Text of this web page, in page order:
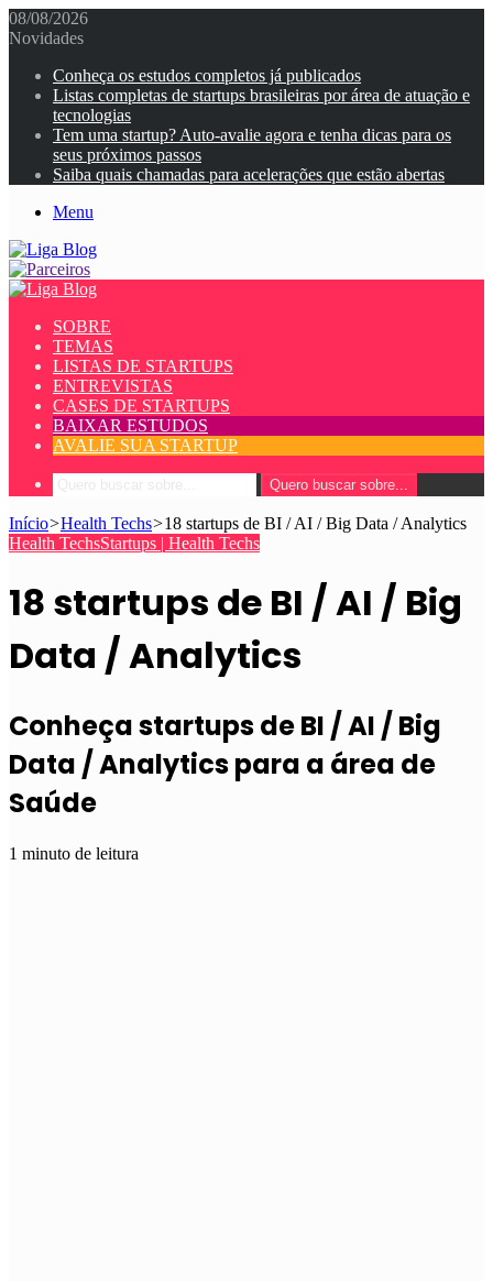
08/08/2026
Novidades
Conheça os estudos completos já publicados
Listas completas de startups brasileiras por área de atuação e
tecnologias
Tem uma startup? Auto-avalie agora e tenha dicas para os
seus próximos passos
Saiba quais chamadas para acelerações que estão abertas
Menu
SOBRE
TEMAS
LISTAS DE STARTUPS
ENTREVISTAS
CASES DE STARTUPS
BAIXAR ESTUDOS
AVALIE SUA STARTUP
Quero buscar sobre...
Início>Health Techs>18 startups de BI / AI / Big Data / Analytics
Health TechsStartups | Health Techs
18 startups de BI / AI / Big
Data / Analytics
Conheça startups de BI / AI / Big
Data / Analytics para a área de
Saúde
1 minuto de leitura